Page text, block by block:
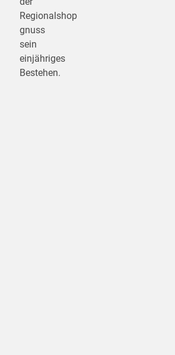
Regionalshop
gnuss
sein
einjähriges
Bestehen.